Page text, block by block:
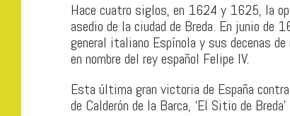
Hace cuatro siglos, en 1624 y 1625, la
asedio de la ciudad de Breda. En junio de
general italiano Espínola y sus decenas
en nombre del rey español Felipe IV.
Esta última gran victoria de España
de Calderón de la Barca, ‘El Sitio de